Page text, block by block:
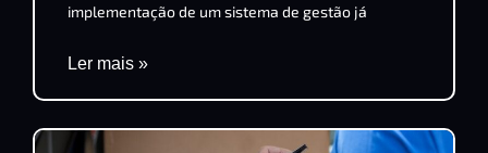
implementação de um sistema de gestão já
Ler mais »